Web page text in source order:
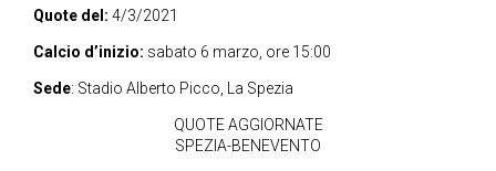
Quote del: 4/3/2021
Calcio d’inizio: sabato 6 marzo, ore 15:00
Sede: Stadio Alberto Picco, La Spezia
QUOTE AGGIORNATE
SPEZIA-BENEVENTO